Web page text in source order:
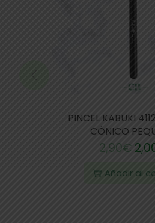
PINCEL KABUKI
CÓNICO
2,90€
Añadir al